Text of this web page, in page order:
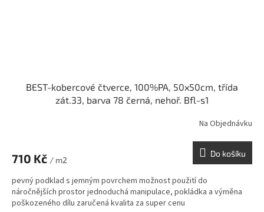
BEST-kobercové čtverce, 100%PA, 50x50cm, třída
zát.33, barva 78 černá, nehoř. Bfl-s1
Na Objednávku
710 Kč / m2
Do košíku
pevný podklad s jemným povrchem možnost použití do
náročnějších prostor jednoduchá manipulace, pokládka a výměna
poškozeného dílu zaručená kvalita za super cenu